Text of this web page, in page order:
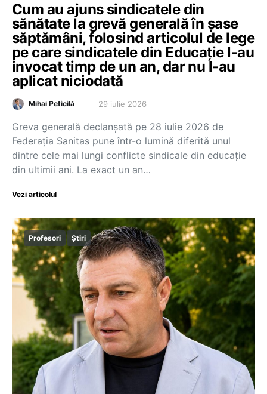
Cum au ajuns sindicatele din
sănătate la grevă generală în șase
săptămâni, folosind articolul de lege
pe care sindicatele din Educație l-au
invocat timp de un an, dar nu l-au
aplicat niciodată
Mihai Peticilă 29 iulie 2026
Greva generală declanșată pe 28 iulie 2026 de
Federația Sanitas pune într-o lumină diferită unul
dintre cele mai lungi conflicte sindicale din educație
din ultimii ani. La exact un an…
Vezi articolul
Profesori Știri